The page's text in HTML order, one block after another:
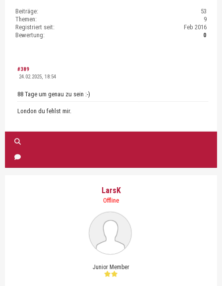
Beiträge:
53
Themen:
9
Registriert seit:
Feb 2016
Bewertung:
0
#389
24.02.2025, 18:54
88 Tage um genau zu sein :-)
London du fehlst mir.
LarsK
Offline
Junior Member